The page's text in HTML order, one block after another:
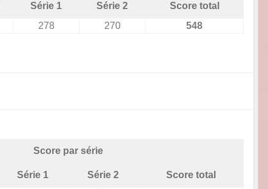
Série 1 Série 2
Score total
278 270 548
Score par série
Série 1 Série 2
Score total